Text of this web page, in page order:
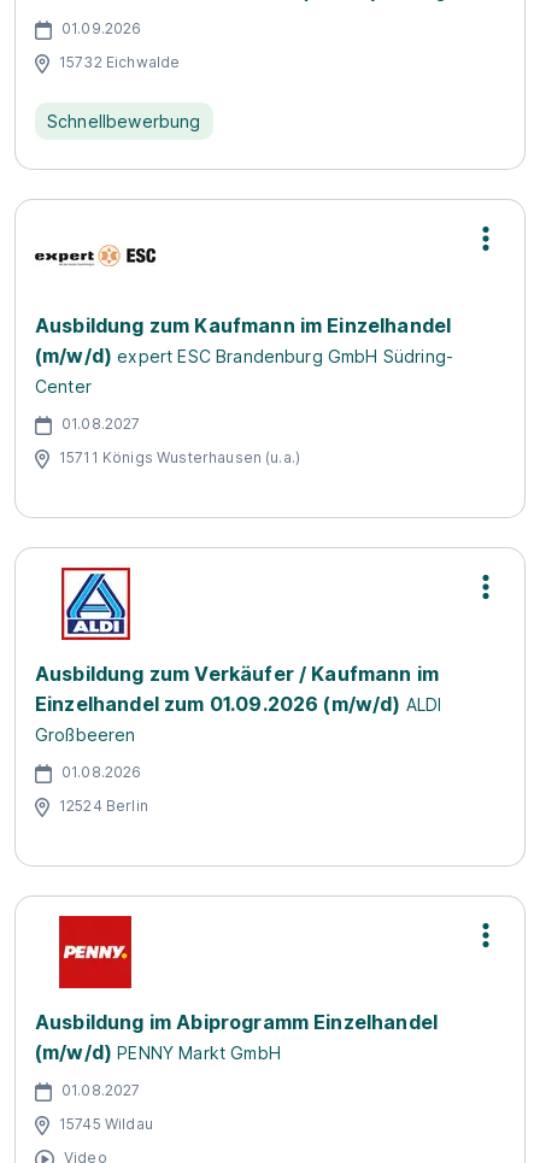
01.09.2026
15732 Eichwalde
Schnellbewerbung
Ausbildung zum Kaufmann im Einzelhandel
(m/w/d) expert ESC Brandenburg GmbH Südring-
Center
01.08.2027
15711 Königs Wusterhausen (u.a.)
Ausbildung zum Verkäufer / Kaufmann im
Einzelhandel zum 01.09.2026 (m/w/d) ALDI
Großbeeren
01.08.2026
12524 Berlin
Ausbildung im Abiprogramm Einzelhandel
(m/w/d) PENNY Markt GmbH
01.08.2027
15745 Wildau
Video